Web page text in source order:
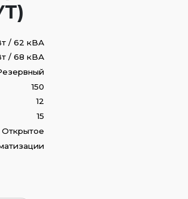
/ 62 кВА
/ 68 кВА
150
12
15
Открытое